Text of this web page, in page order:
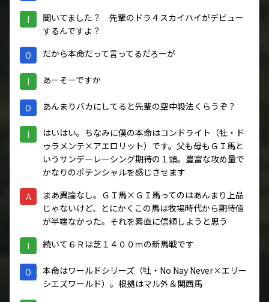
I
聞いてました？ 先輩のドラ４スカイハイがデビュー
するんですよ？
O だから本命だって言ってるだろーが
I あーそーですか
O あんまりバカにしてると先輩の空中殺法くらうぞ？
I
はいはい。ちなみに僕の本命はコンドライト（牡・ド
ゥラメンテ×アエロリット）です。父も母もＧＩ馬と
いうサンデーレーシング期待の１頭。豊富な攻め量で
かなりのポテンシャルを感じさせます
A
まあ異論なし。ＧＩ馬×ＧＩ馬ってのはあんまり上品
じゃないけど、とにかくこの馬は牧場時代から期待値
が半端なかった。それを素直に信頼しようと思う
I 続いて６Ｒは芝１４００ｍの新馬戦です
O
本命はワールドシリーズ（牡・No Nay Never×エリー
シエズワールド）。根拠はマル外＆関西馬